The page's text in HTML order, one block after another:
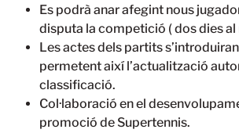
Es podrà anar afegint nous
disputa la competició ( dos dies al
Les actes dels partits
permetent així l’actualització
classificació.
Col·laboració en el
promoció de Supertennis.